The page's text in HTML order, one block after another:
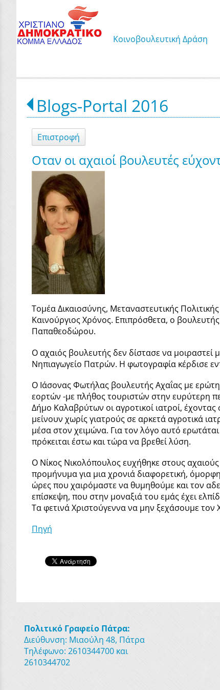
Κοινοβουλευτική Δράση
Blogs-Portal 2016
Επιστροφή
Οταν οι αχαιοί βουλευτές
Τομέα Δικαιοσύνης, Μεταναστευτικής
Καινούργιος Χρόνος. Επιπρόσθετα, ο
Παπαθεοδώρου.
Ο αχαιός βουλευτής δεν δίστασε να μοιραστεί
Νηπιαγωγείο Πατρών. Η φωτογραφία κέρδισε
Ο Ιάσονας Φωτήλας βουλευτής Αχαΐας με
εορτών -με πλήθος τουριστών στην ευρύτερη
Δήμο Καλαβρύτων οι αγροτικοί ιατροί,
μείνουν χωρίς γιατρούς σε αρκετά αγροτικά
μέσα στον χειμώνα. Για τον λόγο αυτό
πρόκειται έστω και τώρα να βρεθεί λύση.
Ο Νίκος Νικολόπουλος ευχήθηκε στους
προμήνυμα για μια χρονιά διαφορετική,
ώρες που χαιρόμαστε να θυμηθούμε και τον
επίσκεψη, που στην μοναξιά του εμάς έχει
Τα φετινά Χριστούγεννα να μην ξεχάσουμε τον
Πηγή
Πολιτικό Γραφείο Πάτρα:
Διεύθυνση: Μιαούλη 48, Πάτρα
Τηλέφωνο: 2610344700 και
2610344702